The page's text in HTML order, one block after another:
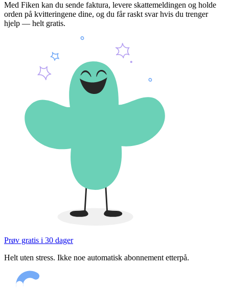
Med Fiken kan du sende faktura, levere skattemeldingen og holde
orden på kvitteringene dine, og du får raskt svar hvis du trenger
hjelp — helt gratis.
Prøv gratis i 30 dager
Helt uten stress. Ikke noe automatisk abonnement etterpå.